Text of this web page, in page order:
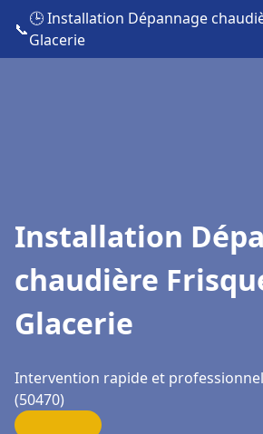
📞
🕒 Installation Dépannage
Glacerie
Installation
chaudière
Glacerie
Intervention rapide et
(50470)